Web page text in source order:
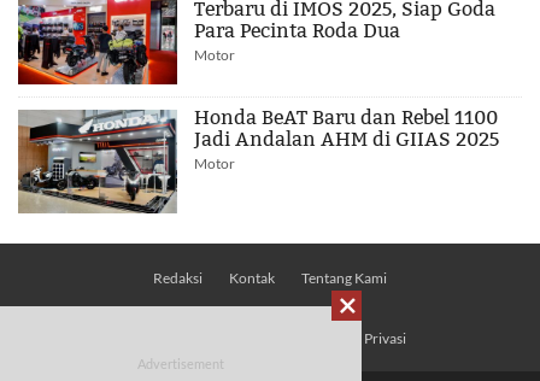
Terbaru di IMOS 2025, Siap Goda
Para Pecinta Roda Dua
Motor
Honda BeAT Baru dan Rebel 1100
Jadi Andalan AHM di GIIAS 2025
Motor
Redaksi Kontak Tentang Kami
Kebijakan Privasi
